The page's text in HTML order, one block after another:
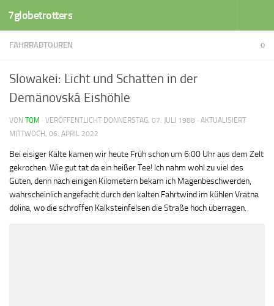
Zum Inhalt springen
7globetrotters
FAHRRADTOUREN 0
Slowakei: Licht und Schatten in der
Demänovská Eishöhle
VON TOM · VERÖFFENTLICHT DONNERSTAG, 07. JULI 1988 · AKTUALISIERT
MITTWOCH, 06. APRIL 2022
Bei eisiger Kälte kamen wir heute Früh schon um 6:00 Uhr aus dem Zelt
gekrochen. Wie gut tat da ein heißer Tee! Ich nahm wohl zu viel des
Guten, denn nach einigen Kilometern bekam ich Magenbeschwerden,
wahrscheinlich angefacht durch den kalten Fahrtwind im kühlen Vratna
dolina, wo die schroffen Kalksteinfelsen die Straße hoch überragen.